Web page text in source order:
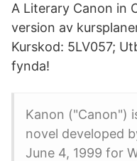
A Literary Canon in
version av
Kurskod: 5LV057;
fynda!
Kanon ("Canon")
novel developed
June 4, 1999 for